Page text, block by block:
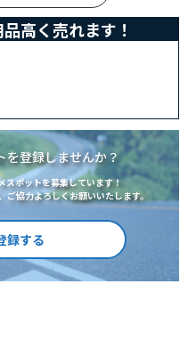
高く売れます！
を登録しませんか？
スポットを募集しています！
協力よろしくお願いいたします。
録する